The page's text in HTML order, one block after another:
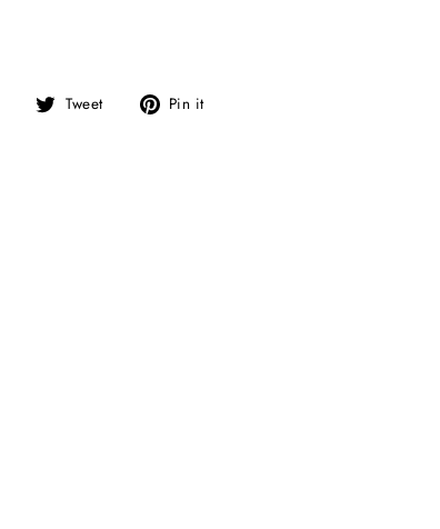
Deel
Tweet
Tweet Pin it